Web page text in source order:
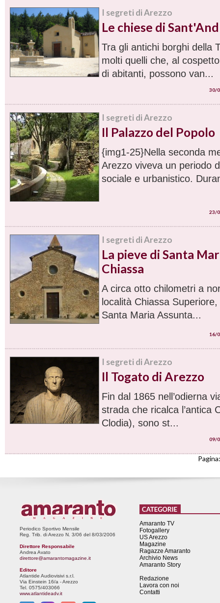
I segreti di Arezzo
Le chiese di
Tra gli antichi borghi della
molti quelli che, al
di abitanti, possono van...
30/
I segreti di Arezzo
Il Palazzo del Popolo
{img1-25}Nella seconda
Arezzo viveva un periodo
sociale e urbanistico.
23/
I segreti di Arezzo
La pieve di Santa
Chiassa
A circa otto chilometri a
località Chiassa
Santa Maria Assunta...
16/
I segreti di Arezzo
Il Togato di Arezzo
Fin dal 1865 nell’odierna
strada che ricalca l’antica
Clodia), sono st...
09/
Periodico Sportivo Mensile
Reg. Trib. di Arezzo N. 3/06 del 8/03/2006
Direttore Responsabile
Andrea Avato
direttore@amarantomagazine.it
Editore
Atlantide Audiovisivi s.r.l.
Via Einstein 16/a - Arezzo
Tel. 0575/403066
www.atlantideadv.it
Amaranto TV
Fotogallery
US Arezzo
Magazine
Ragazze Amaranto
Archivio News
Amaranto Story
Redazione
Lavora con noi
Contatti